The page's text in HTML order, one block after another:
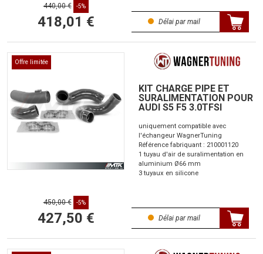
440,00 € -5%
418,01 € Délai par mail
Offre limitée
KIT CHARGE PIPE ET
SURALIMENTATION POUR
AUDI S5 F5 3.0TFSI
uniquement compatible avec
l'échangeur WagnerTuning
Référence fabriquant : 210001120
1 tuyau d'air de suralimentation en
aluminium Ø66 mm
3 tuyaux en silicone
450,00 € -5%
427,50 € Délai par mail